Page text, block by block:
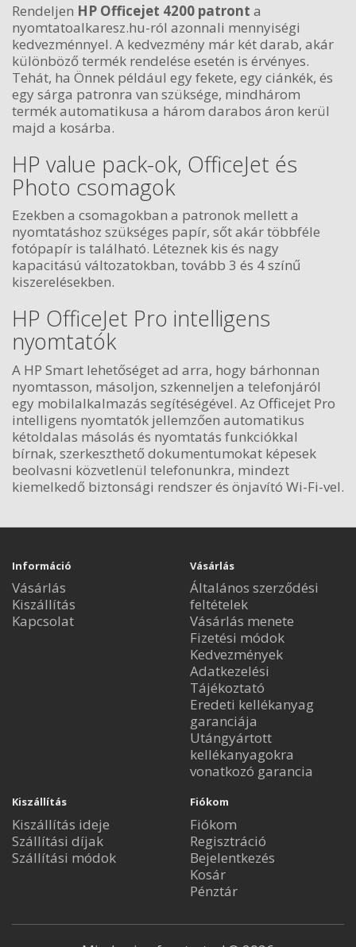
Rendeljen HP Officejet 4200 patront a
nyomtatoalkaresz.hu-ról azonnali mennyiségi
kedvezménnyel. A kedvezmény már két darab, akár
különböző termék rendelése esetén is érvényes.
Tehát, ha Önnek például egy fekete, egy ciánkék, és
egy sárga patronra van szüksége, mindhárom
termék automatikusa a három darabos áron kerül
majd a kosárba.
HP value pack-ok, OfficeJet és
Photo csomagok
Ezekben a csomagokban a patronok mellett a
nyomtatáshoz szükséges papír, sőt akár többféle
fotópapír is található. Léteznek kis és nagy
kapacitású változatokban, tovább 3 és 4 színű
kiszerelésekben.
HP OfficeJet Pro intelligens
nyomtatók
A HP Smart lehetőséget ad arra, hogy bárhonnan
nyomtasson, másoljon, szkenneljen a telefonjáról
egy mobilalkalmazás segítéségével. Az Officejet Pro
intelligens nyomtatók jellemzően automatikus
kétoldalas másolás és nyomtatás funkciókkal
bírnak, szerkeszthető dokumentumokat képesek
beolvasni közvetlenül telefonunkra, mindezt
kiemelkedő biztonsági rendszer és önjavító Wi-Fi-vel.
Információ
Vásárlás
Kiszállítás
Kapcsolat
Vásárlás
Általános szerződési
feltételek
Vásárlás menete
Fizetési módok
Kedvezmények
Adatkezelési
Tájékoztató
Eredeti kellékanyag
garanciája
Utángyártott
kellékanyagokra
vonatkozó garancia
Kiszállítás
Kiszállítás ideje
Szállítási díjak
Szállítási módok
Fiókom
Fiókom
Regisztráció
Bejelentkezés
Kosár
Pénztár